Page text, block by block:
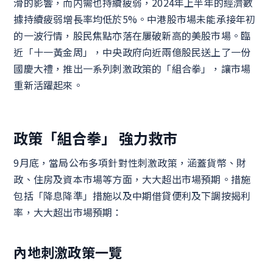
據持續疲弱增長率均低於5%。中港股市場未能承接年初
的一波行情，股民焦點亦落在屢破新高的美股市場。臨
近「十一黃金周」，中央政府向近兩億股民送上了一份
國慶大禮，推出一系列刺激政策的「組合拳」，讓市場
重新活躍起來。
政策「組合拳」 強力救市
9月底，當局公布多項針對性刺激政策，涵蓋貨幣、財
政、住房及資本市場等方面，大大超出市場預期。措施
包括「降息降準」措施以及中期借貸便利及下調按揭利
率，大大超出市場預期：
內地刺激政策一覽